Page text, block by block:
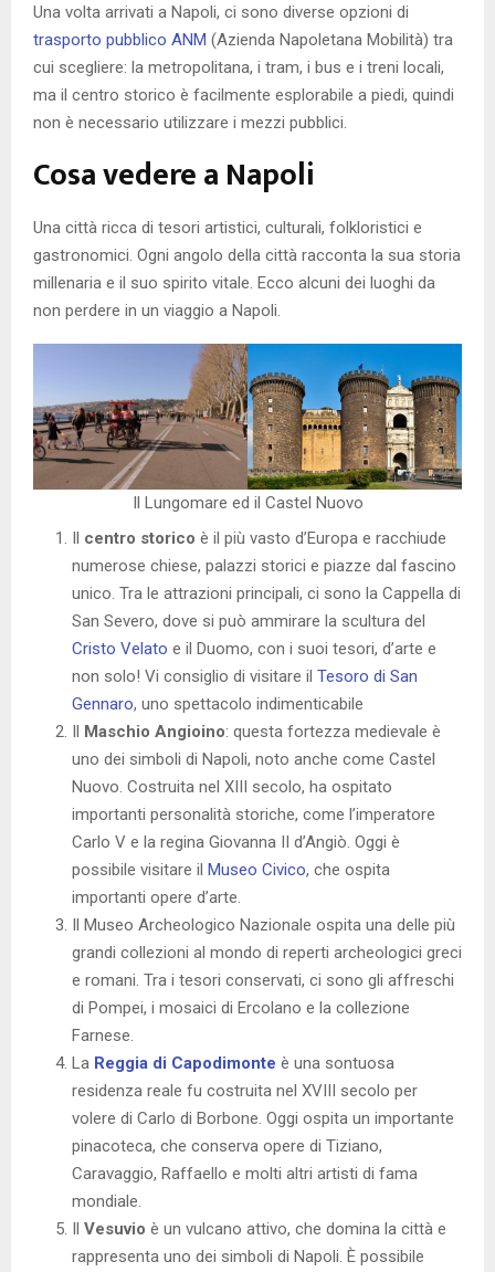
Una volta arrivati a Napoli, ci sono diverse opzioni di
trasporto pubblico ANM (Azienda Napoletana Mobilità) tra
cui scegliere: la metropolitana, i tram, i bus e i treni locali,
ma il centro storico è facilmente esplorabile a piedi, quindi
non è necessario utilizzare i mezzi pubblici.
Cosa vedere a Napoli
Una città ricca di tesori artistici, culturali, folkloristici e
gastronomici. Ogni angolo della città racconta la sua storia
millenaria e il suo spirito vitale. Ecco alcuni dei luoghi da
non perdere in un viaggio a Napoli.
Il Lungomare ed il Castel Nuovo
centro storico è il più vasto d’Europa e racchiude
numerose chiese, palazzi storici e piazze dal fascino
unico. Tra le attrazioni principali, ci sono la Cappella di
San Severo, dove si può ammirare la scultura del
Cristo Velato e il Duomo, con i suoi tesori, d’arte e
non solo! Vi consiglio di visitare il Tesoro di San
Gennaro, uno spettacolo indimenticabile
Maschio Angioino: questa fortezza medievale è
uno dei simboli di Napoli, noto anche come Castel
Nuovo. Costruita nel XIII secolo, ha ospitato
importanti personalità storiche, come l’imperatore
Carlo V e la regina Giovanna II d’Angiò. Oggi è
possibile visitare il Museo Civico, che ospita
importanti opere d’arte.
Il Museo Archeologico Nazionale ospita una delle più
grandi collezioni al mondo di reperti archeologici greci
e romani. Tra i tesori conservati, ci sono gli affreschi
di Pompei, i mosaici di Ercolano e la collezione
Farnese.
La Reggia di Capodimonte è una sontuosa
residenza reale fu costruita nel XVIII secolo per
volere di Carlo di Borbone. Oggi ospita un importante
pinacoteca, che conserva opere di Tiziano,
Caravaggio, Raffaello e molti altri artisti di fama
mondiale.
Vesuvio è un vulcano attivo, che domina la città e
rappresenta uno dei simboli di Napoli. È possibile